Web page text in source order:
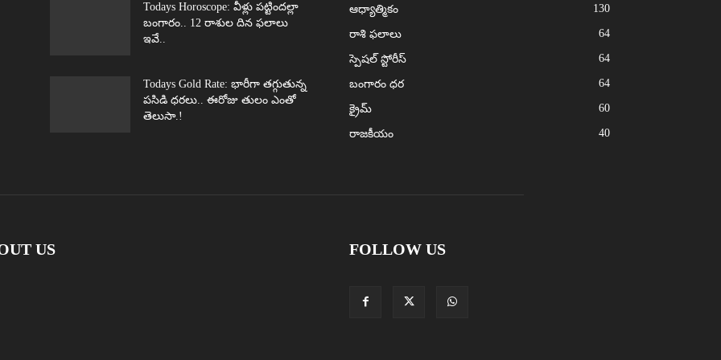
Todays Horoscope: వీళ్లు పట్టిందల్లా
బంగారం.. 12 రాశుల దిన ఫలాలు
ఇవే..
Todays Gold Rate: భారీగా తగ్గుతున్న
పసిడి ధరలు.. ఈరోజు తులం ఎంతో
తెలుసా.!
ఆధ్యాత్మికం 130
రాశి ఫలాలు 64
స్పెషల్ స్టోరీస్ 64
బంగారం ధర 64
క్రైమ్ 60
రాజకీయం 40
US FOLLOW US